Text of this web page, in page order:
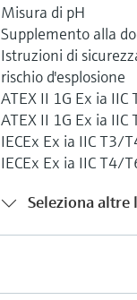
Misura di pH
Supplemento alla
Istruzioni di
rischio d'esplosione
ATEX II 1G Ex ia
ATEX II 1G Ex ia IIC
IECEx Ex ia IIC T3/
IECEx Ex ia IIC T4/
Seleziona